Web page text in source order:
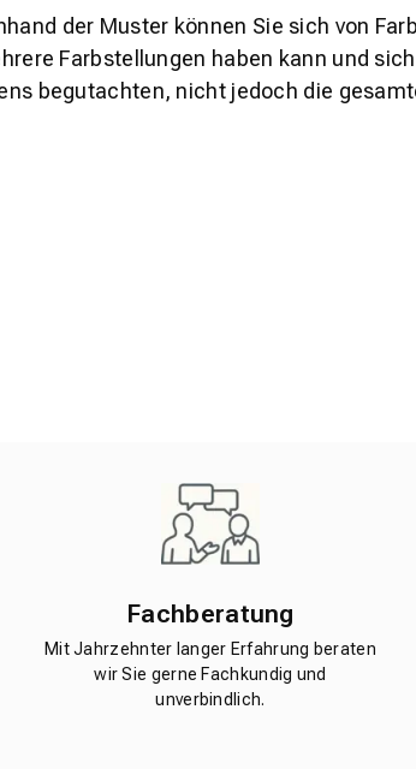
der Muster können Sie sich von
Farbstellungen haben kann und
begutachten, nicht jedoch die
Fachberatung
Mit Jahrzehnter langer Erfahrung beraten
wir Sie gerne Fachkundig und
unverbindlich.